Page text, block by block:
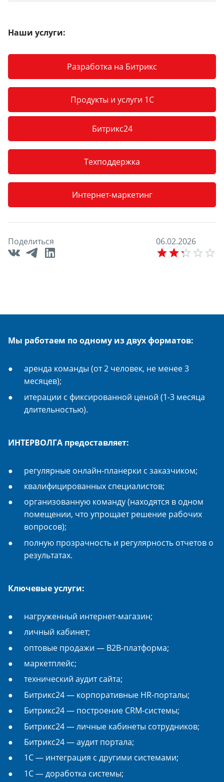
Наши услуги:
Разработка на Битрикс
Продукты и услуги 1С
Битрикс24
Техподдержка
Интернет-маркетинг
Поделиться 06.02.2026
Мы работаем по одному из двух форматов:
аренда команды (от 2 человек, не менее 3
месяцев);
итерации с фиксированной ценой (1-3 месяца
длительностью).
ИНТЕРВОЛГА предоставляет:
регулярные онлайн-планерки с заказчиком;
квалифицированных специалистов;
организованную команду (находятся в одном
помещении, что упрощает решение рабочих
вопросов);
полную прозрачность и регулярность отчетов о
результатах.
Ключевые услуги:
нагруженный интернет-магазин;
личный кабинет;
оптовые продажи — B2B-платформа;
маркетплейс;
технический аудит сайта;
Битрикс24 — корпоративные HR-порталы;
Битрикс24 — построение CRM-системы;
Битрикс24 — личные кабинеты сотрудников;
Битрикс24 — аудит портала;
1С — интеграция с другими системами;
1С — доработка системы;